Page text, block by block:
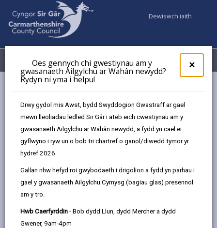
×
Oes gennych chi gwestiynau am y
gwasanaeth Ailgylchu ar Wahân newydd?
Rydyn ni yma i helpu!
Drwy gydol mis Awst, bydd Swyddogion Gwastraff ar gael
mewn lleoliadau ledled Sir Gâr i ateb eich cwestiynau am y
gwasanaeth Ailgylchu ar Wahân newydd, a fydd yn cael ei
gyflwyno i ryw un o bob tri chartref o ganol/diwedd tymor yr
hydref 2026.
Gallan nhw hefyd roi gwybodaeth i drigolion a fydd yn parhau i
gael y gwasanaeth Ailgylchu Cymysg (bagiau glas) presennol
am y tro.
Hwb Caerfyrddin - Bob dydd Llun, dydd Mercher a dydd
Gwener, 9am-4pm
Dewiswch iaith
Dewislen
Rhaglen Moderneiddio Addysg Sir Gâr
Buddsoddiad Ysgolion Cynradd
Ysgol Gymraeg Parc y Tywyn
Ysgol Gymraeg Parc y Tywyn
Heol y Bardd, Porth Tywyn, SA16 0NL
01554 832101
admin@parcytywyn.ysgolccc.org.uk